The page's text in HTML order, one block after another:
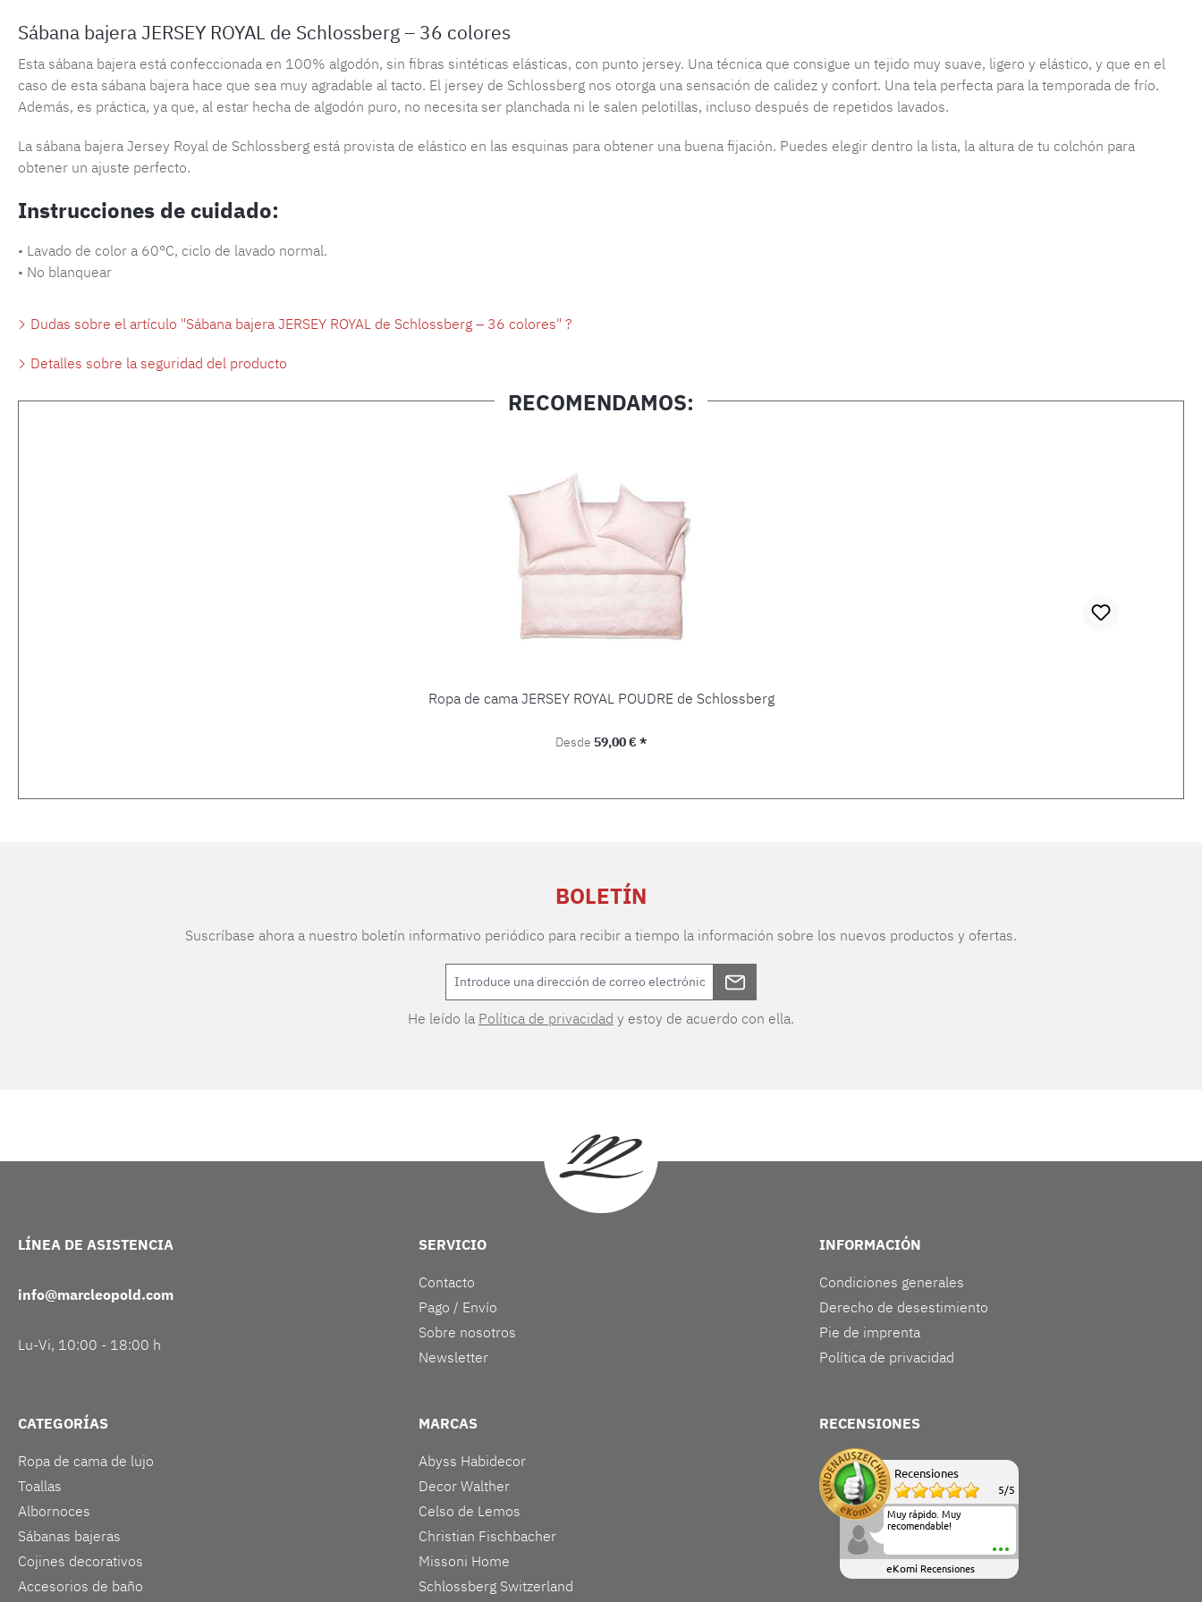
Sábana bajera JERSEY ROYAL de Schlossberg – 36 colores
Esta sábana bajera está confeccionada en 100% algodón, sin fibras sintéticas elásticas, con punto jersey. Una técnica que consigue un tejido muy suave, ligero y elástico, y que en el
caso de esta sábana bajera hace que sea muy agradable al tacto. El jersey de Schlossberg nos otorga una sensación de calidez y confort. Una tela perfecta para la temporada de frío.
Además, es práctica, ya que, al estar hecha de algodón puro, no necesita ser planchada ni le salen pelotillas, incluso después de repetidos lavados.
La sábana bajera Jersey Royal de Schlossberg está provista de elástico en las esquinas para obtener una buena fijación. Puedes elegir dentro la lista, la altura de tu colchón para
obtener un ajuste perfecto.
Instrucciones de cuidado:
• Lavado de color a 60°C, ciclo de lavado normal.
• No blanquear
Dudas sobre el artículo "Sábana bajera JERSEY ROYAL de Schlossberg – 36 colores" ?
Detalles sobre la seguridad del producto
RECOMENDAMOS:
Ropa de cama JERSEY ROYAL POUDRE de Schlossberg
Precio normal:
Desde 59,00 € *
BOLETÍN
Suscríbase ahora a nuestro boletín informativo periódico para recibir a tiempo la información sobre los nuevos productos y ofertas.
He leído la Política de privacidad y estoy de acuerdo con ella.
LÍNEA DE ASISTENCIA
info@marcleopold.com
Lu-Vi, 10:00 - 18:00 h
SERVICIO
Contacto
Pago / Envío
Sobre nosotros
Newsletter
INFORMACIÓN
Condiciones generales
Derecho de desestimiento
Pie de imprenta
Política de privacidad
CATEGORÍAS
Ropa de cama de lujo
Toallas
Albornoces
Sábanas bajeras
Cojines decorativos
Accesorios de baño
MARCAS
Abyss Habidecor
Decor Walther
Celso de Lemos
Christian Fischbacher
Missoni Home
Schlossberg Switzerland
RECENSIONES
Recensiones
5/5
Muy rápido. Muy
recomendable!
eKomi Recensiones